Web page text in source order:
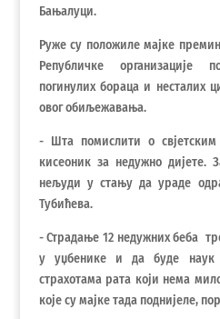
Бањалуци.
Руже су положиле мајке
Републичке организације
погинулих бораца и несталих
овог обиљежавања.
- Шта помислити о
кисеоник за недужно дијете.
нељуди у стању да ураде
Тубићева.
- Страдање 12 недужних беба
у уџбенике и да буде наук
страхотама рата који нема
које су мајке тада поднијеле,